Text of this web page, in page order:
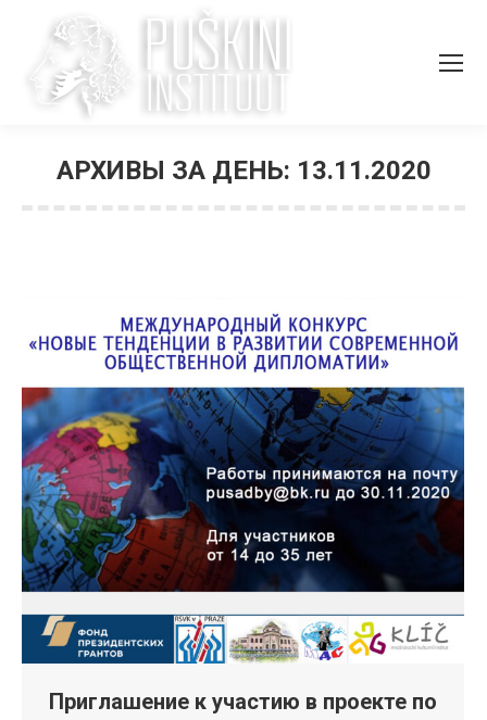
АРХИВЫ ЗА ДЕНЬ: 13.11.2020
Приглашение к участию в проекте по